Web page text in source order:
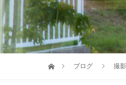
ブログ 撮